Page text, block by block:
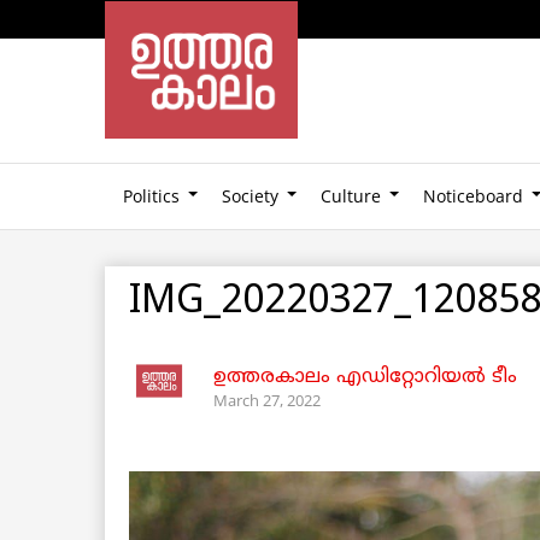
Politics Society Culture Noticeboard
ഉത്തരകാലം എഡിറ്റോറിയല്‍ ടീം
March 27, 2022